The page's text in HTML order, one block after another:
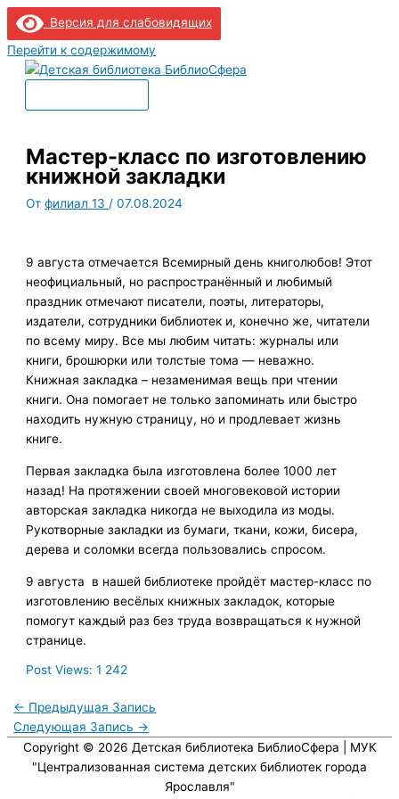
Версия для слабовидящих
Перейти к содержимому
Мастер-класс по изготовлению
книжной закладки
Отфилиал 13 /07.08.2024
9 августа отмечается Всемирный день книголюбов! Этот
неофициальный, но распространённый и любимый
праздник отмечают писатели, поэты, литераторы,
издатели, сотрудники библиотек и, конечно же, читатели
по всему миру. Все мы любим читать: журналы или
книги, брошюрки или толстые тома — неважно.
Книжная закладка – незаменимая вещь при чтении
книги. Она помогает не только запоминать или быстро
находить нужную страницу, но и продлевает жизнь
книге.
Первая закладка была изготовлена более 1000 лет
назад! На протяжении своей многовековой истории
авторская закладка никогда не выходила из моды.
Рукотворные закладки из бумаги, ткани, кожи, бисера,
дерева и соломки всегда пользовались спросом.
9 августа в нашей библиотеке пройдёт мастер-класс по
изготовлению весёлых книжных закладок, которые
помогут каждый раз без труда возвращаться к нужной
странице.
Post Views: 1 242
← Предыдущая Запись
Следующая Запись →
Copyright © 2026 Детская библиотека БиблиоСфера | МУК
"Централизованная система детских библиотек города
Ярославля"